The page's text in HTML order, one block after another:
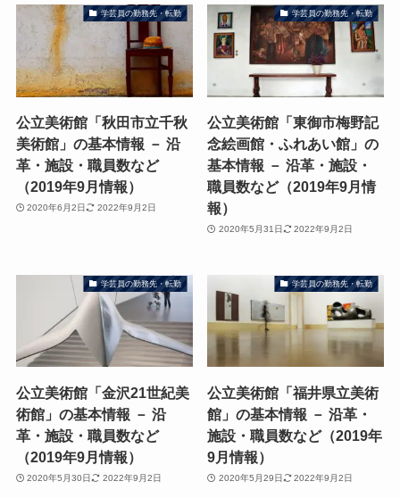
学芸員の勤務先・転勤
公立美術館「秋田市立千秋
美術館」の基本情報 － 沿
革・施設・職員数など
（2019年9月情報）
2020年6月2日 2022年9月2日
学芸員の勤務先・転勤
公立美術館「東御市梅野記
念絵画館・ふれあい館」の
基本情報 － 沿革・施設・
職員数など（2019年9月情
報）
2020年5月31日 2022年9月2日
学芸員の勤務先・転勤
公立美術館「金沢21世紀美
術館」の基本情報 － 沿
革・施設・職員数など
（2019年9月情報）
2020年5月30日 2022年9月2日
学芸員の勤務先・転勤
公立美術館「福井県立美術
館」の基本情報 － 沿革・
施設・職員数など（2019年
9月情報）
2020年5月29日 2022年9月2日